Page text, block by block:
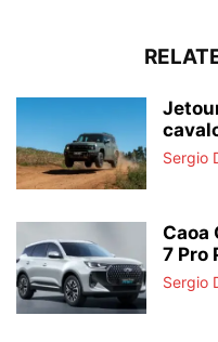
Sergio
Caoa
7 Pro
Sergio